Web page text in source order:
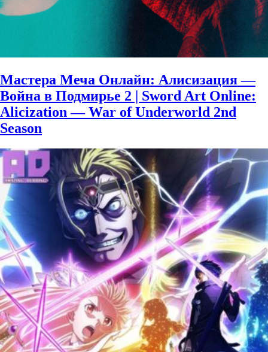
Мастера Меча Онлайн: Алисизация —
Война в Подмирье 2 | Sword Art Online:
Alicization — War of Underworld 2nd
Season